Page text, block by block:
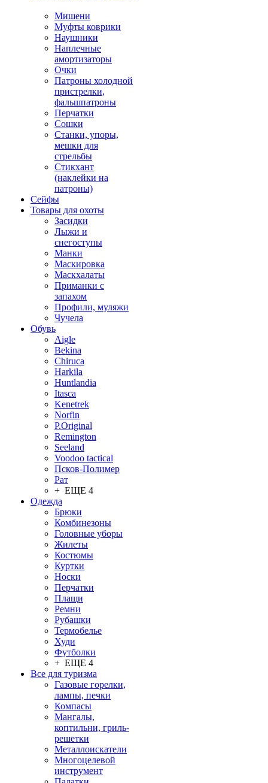
Мишени
Муфты коврики
Наушники
Наплечные
амортизаторы
Очки
Патроны холодной
пристрелки,
фальшпатроны
Перчатки
Сошки
Станки, упоры,
мешки для
стрельбы
Стикхант
(наклейки на
патроны)
Сейфы
Товары для охоты
Засидки
Лыжи и
снегоступы
Манки
Маскировка
Маскхалаты
Приманки с
запахом
Профили, муляжи
Чучела
Обувь
Aigle
Bekina
Chiruсa
Harkila
Huntlandia
Itasca
Kenetrek
Norfin
P.Original
Remington
Seeland
Voodoo tactical
Псков-Полимер
Рат
+ ЕЩЕ 4
Одежда
Брюки
Комбинезоны
Головные уборы
Жилеты
Костюмы
Куртки
Носки
Перчатки
Плащи
Ремни
Рубашки
Термобелье
Худи
Футболки
+ ЕЩЕ 4
Все для туризма
Газовые горелки,
лампы, печки
Компасы
Мангалы,
коптильни, гриль-
решетки
Металлоискатели
Многоцелевой
инструмент